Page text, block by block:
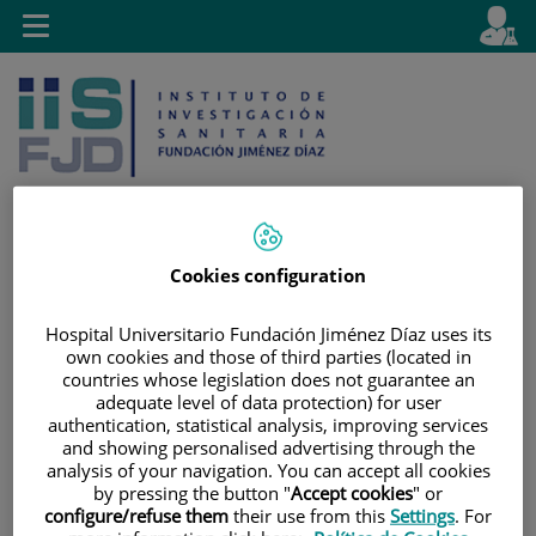
Jump to content
content
Active
en
Toggle
navigation
Cookies configuration
Hospital Universitario Fundación Jiménez Díaz uses its
own cookies and those of third parties (located in
countries whose legislation does not guarantee an
adequate level of data protection) for user
authentication, statistical analysis, improving services
and showing personalised advertising through the
analysis of your navigation. You can accept all cookies
by pressing the button "Accept cookies" or
configure/refuse them their use from this Settings. For